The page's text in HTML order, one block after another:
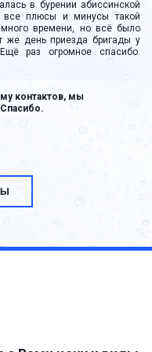
в бурении абиссинской
все плюсы и минусы такой
времени, но всё было
же день приезда бригады у
раз огромное спасибо.
контактов, мы